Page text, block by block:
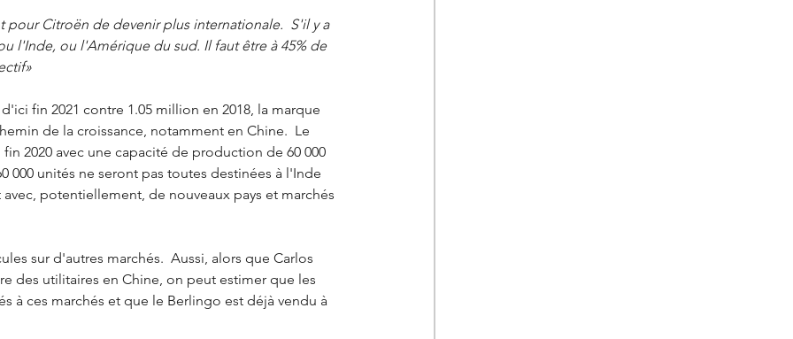
pour Citroën de devenir plus internationale.  S'il y a
l'Inde, ou l'Amérique du sud. Il faut être à 45% de
fin 2021 contre 1.05 million en 2018, la marque
de la croissance, notamment en Chine.  Le
2020 avec une capacité de production de 60 000
000 unités ne seront pas toutes destinées à l'Inde
potentiellement, de nouveaux pays et marchés
sur d'autres marchés.  Aussi, alors que Carlos
des utilitaires en Chine, on peut estimer que les
à ces marchés et que le Berlingo est déjà vendu à